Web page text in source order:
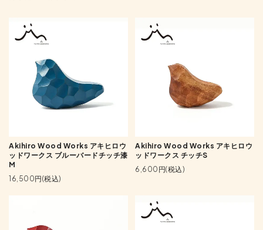
Akihiro Wood Works アキヒロウ
ッドワークス ブルーバードチッチ漆
M
16,500円(税込)
Akihiro Wood Works アキヒロウ
ッドワークス チッチS
6,600円(税込)